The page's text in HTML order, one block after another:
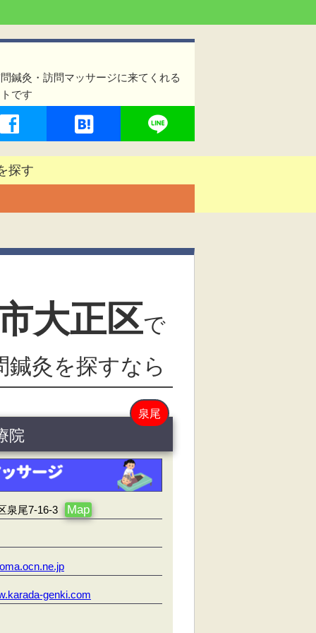
鍼灸・訪問マッサージに来てくれる
です
探す
大正区で
灸を探すなら
泉尾
院
泉尾7-16-3 Map
genki.com